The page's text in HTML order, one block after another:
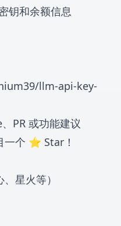
钥和余额信息
llm-api-key-
PR 或功能建议
个 ⭐ Star！
星火等）